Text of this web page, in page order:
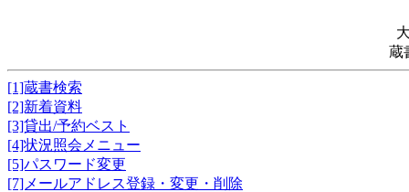
蔵
[1]蔵書検索
[2]新着資料
[3]貸出/予約ベスト
[4]状況照会メニュー
[5]パスワード変更
[7]メールアドレス登録・変更・削除